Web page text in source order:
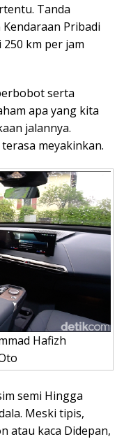
Tanda
Pribadi
km per jam
serta
apa yang kita
jalannya.
meyakinkan.
Hafizh
semi Hingga
Meski tipis,
atau kaca Didepan,